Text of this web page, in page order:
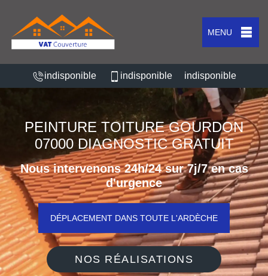
MENU
indisponible indisponible indisponible
PEINTURE TOITURE GOURDON
07000 DIAGNOSTIC GRATUIT
Nous intervenons 24h/24 sur 7j/7 en cas
d'urgence
DÉPLACEMENT DANS TOUTE L'ARDÈCHE
NOS RÉALISATIONS